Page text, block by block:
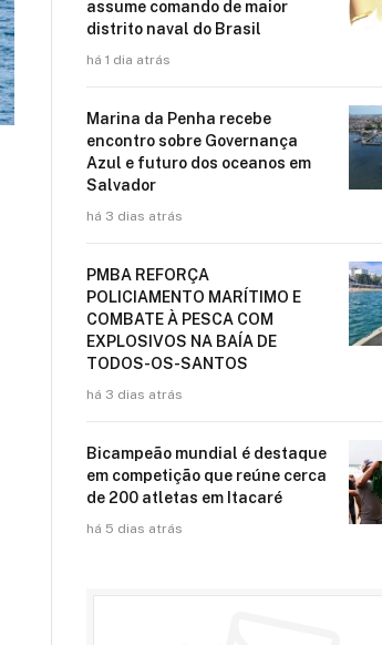
assume comando de maior
distrito naval do Brasil
há 1 dia atrás
Marina da Penha recebe
encontro sobre Governança
Azul e futuro dos oceanos em
Salvador
há 3 dias atrás
PMBA REFORÇA
POLICIAMENTO MARÍTIMO E
COMBATE À PESCA COM
EXPLOSIVOS NA BAÍA DE
TODOS-OS-SANTOS
há 3 dias atrás
Bicampeão mundial é destaque
em competição que reúne cerca
de 200 atletas em Itacaré
há 5 dias atrás